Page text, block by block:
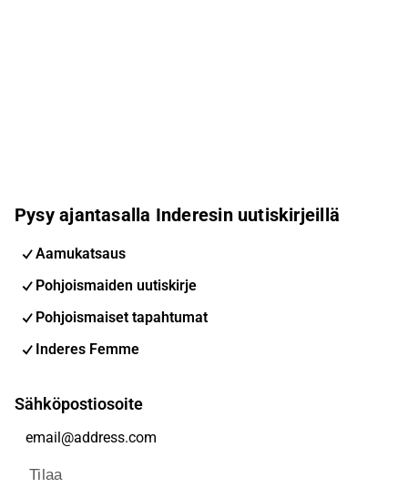
Pysy ajantasalla Inderesin uutiskirjeillä
Aamukatsaus
Pohjoismaiden uutiskirje
Pohjoismaiset tapahtumat
Inderes Femme
Sähköpostiosoite
Tilaa